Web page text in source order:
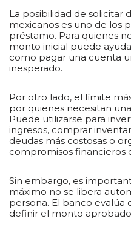
La posibilidad de solicitar
mexicanos es uno de los
préstamo. Para quienes
monto inicial puede
como pagar una cuenta
inesperado.
Por otro lado, el límite
por quienes necesitan
Puede utilizarse para
ingresos, comprar
deudas más costosas o
compromisos financieros
Sin embargo, es
máximo no se libera
persona. El banco evalúa
definir el monto